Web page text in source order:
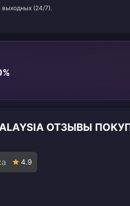
выходных (24/7).
MALAYSIA ОТЗЫВЫ
4.9